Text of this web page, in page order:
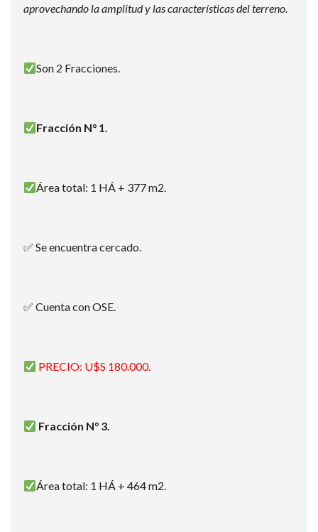
aprovechando la amplitud y las características del terreno.
Son 2 Fracciones.
Fracción N° 1.
Área total: 1 HÁ + 377 m2.
✅ Se encuentra cercado.
✅ Cuenta con OSE.
PRECIO: U$S 180.000.
Fracción N° 3.
Área total: 1 HÁ + 464 m2.